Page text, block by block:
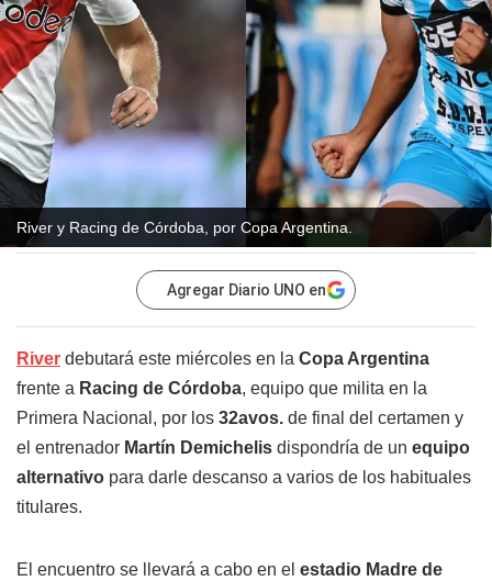
River y Racing de Córdoba, por Copa Argentina.
Agregar Diario UNO en
River debutará este miércoles en la Copa Argentina
frente a Racing de Córdoba, equipo que milita en la
Primera Nacional, por los 32avos. de final del certamen y
el entrenador Martín Demichelis dispondría de un equipo
alternativo para darle descanso a varios de los habituales
titulares.
El encuentro se llevará a cabo en el estadio Madre de